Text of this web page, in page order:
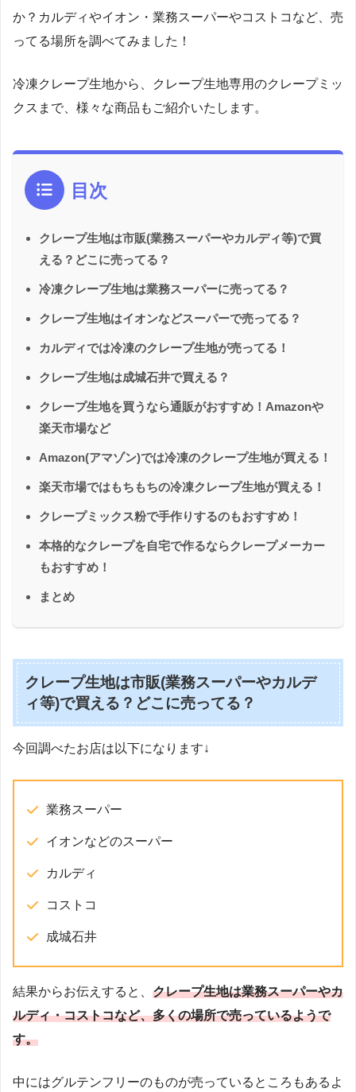
か？カルディやイオン・業務スーパーやコストコなど、売
ってる場所を調べてみました！
冷凍クレープ生地から、クレープ生地専用のクレープミッ
クスまで、様々な商品もご紹介いたします。
目次
クレープ生地は市販(業務スーパーやカルディ等)で買
える？どこに売ってる？
冷凍クレープ生地は業務スーパーに売ってる？
クレープ生地はイオンなどスーパーで売ってる？
カルディでは冷凍のクレープ生地が売ってる！
クレープ生地は成城石井で買える？
クレープ生地を買うなら通販がおすすめ！Amazonや
楽天市場など
Amazon(アマゾン)では冷凍のクレープ生地が買える！
楽天市場ではもちもちの冷凍クレープ生地が買える！
クレープミックス粉で手作りするのもおすすめ！
本格的なクレープを自宅で作るならクレープメーカー
もおすすめ！
まとめ
クレープ生地は市販(業務スーパーやカルデ
ィ等)で買える？どこに売ってる？
今回調べたお店は以下になります↓
業務スーパー
イオンなどのスーパー
カルディ
コストコ
成城石井
結果からお伝えすると、 クレープ生地は業務スーパーやカ
ルディ・コストコなど、多くの場所で売っているようで
す。
中にはグルテンフリーのものが売っているところもあるよ